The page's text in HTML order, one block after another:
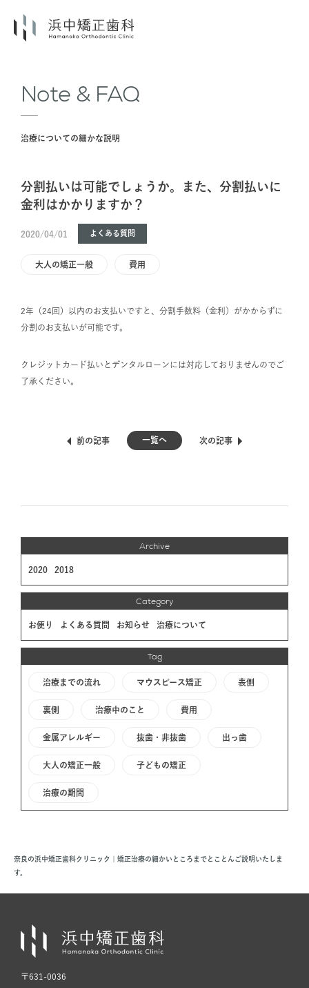
Note & FAQ
治療についての細かな説明
分割払いは可能でしょうか。また、分割払いに
金利はかかりますか？
2020/04/01 よくある質問
大人の矯正一般 費用
2年（24回）以内のお支払いですと、分割手数料（金利）がかからずに
分割のお支払いが可能です。
クレジットカード払いとデンタルローンには対応しておりませんのでご
了承ください。
前の記事 一覧へ 次の記事
Archive
2020 2018
Category
お便り よくある質問 お知らせ 治療について
Tag
治療までの流れ マウスピース矯正 表側
裏側 治療中のこと 費用
金属アレルギー 抜歯・非抜歯 出っ歯
大人の矯正一般 子どもの矯正
治療の期間
奈良の浜中矯正歯科クリニック | 矯正治療の細かいところまでとことんご説明いたしま
す。
〒631-0036